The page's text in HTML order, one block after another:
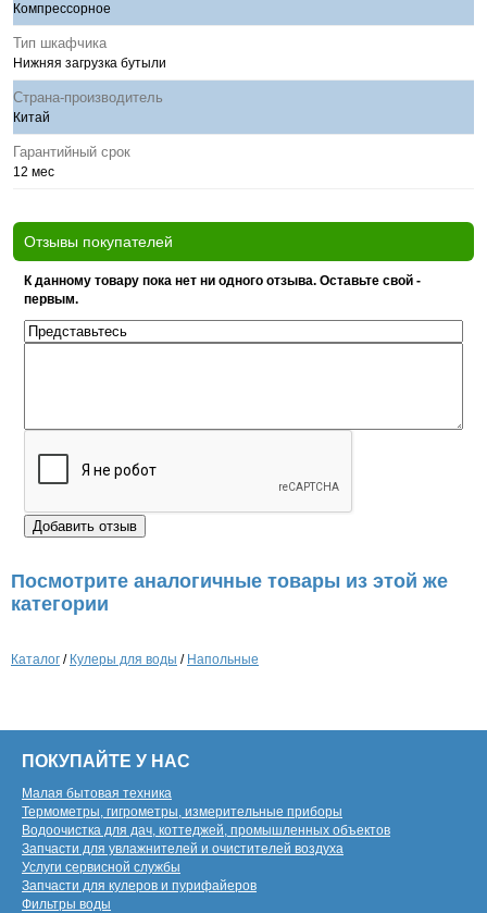
Компрессорное
Тип шкафчика
Нижняя загрузка бутыли
Страна-производитель
Китай
Гарантийный срок
12 мес
Отзывы покупателей
К данному товару пока нет ни одного отзыва. Оставьте свой -
первым.
Посмотрите аналогичные товары из этой же
категории
Каталог / Кулеры для воды / Напольные
ПОКУПАЙТЕ У НАС
Малая бытовая техника
Термометры, гигрометры, измерительные приборы
Водоочистка для дач, коттеджей, промышленных объектов
Запчасти для увлажнителей и очистителей воздуха
Услуги сервисной службы
Запчасти для кулеров и пурифайеров
Фильтры воды